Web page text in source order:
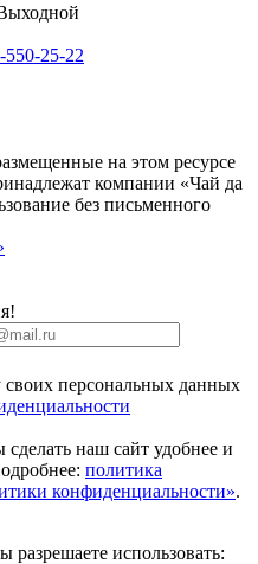
550-25-22
на этом ресурсе
компании «Чай да
без письменного
своих персональных данных
наш сайт удобнее и
политика
конфиденциальности».
использовать: